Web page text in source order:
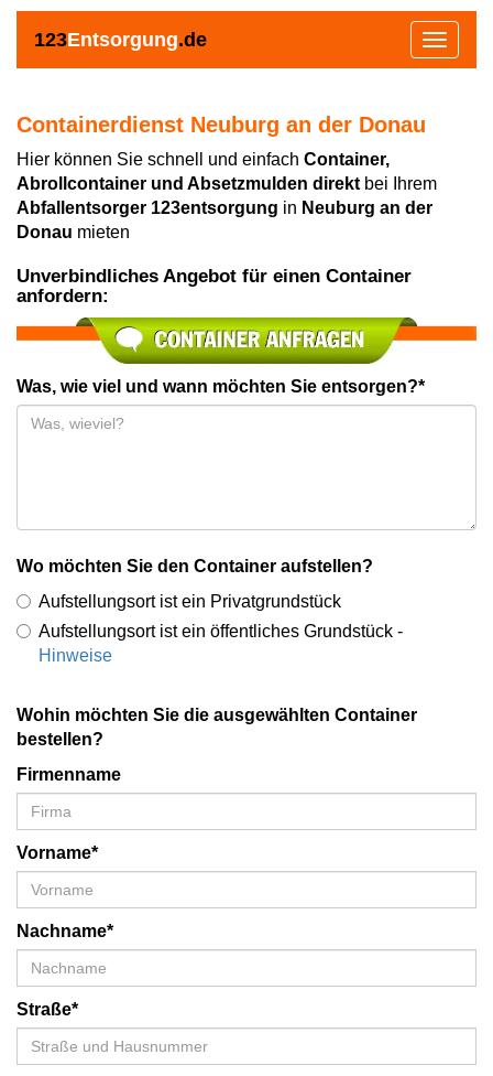
123Entsorgung.de
Toggle
Containerdienst Neuburg an der Donau
Hier können Sie schnell und einfach Container,
Abrollcontainer und Absetzmulden direkt bei Ihrem
Abfallentsorger 123entsorgung in Neuburg an der
Donau mieten
Unverbindliches Angebot für einen Container
anfordern:
Was, wie viel und wann möchten Sie entsorgen?*
Wo möchten Sie den Container aufstellen?
Aufstellungsort ist ein Privatgrundstück
Aufstellungsort ist ein öffentliches Grundstück -
Hinweise
Wohin möchten Sie die ausgewählten Container
bestellen?
Firmenname
Vorname*
Nachname*
Straße*